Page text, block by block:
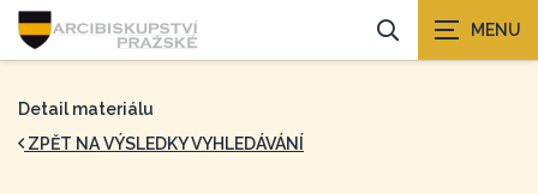
Detail materiálu
ZPĚT NA VÝSLEDKY VYHLEDÁVÁNÍ